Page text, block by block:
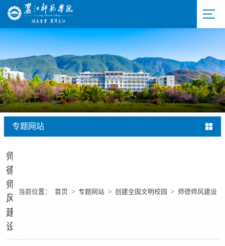
专题网站
师
德
师
风
建
设
当前位置： 首页 > 专题网站 > 创建全国文明校园 > 师德师风建设